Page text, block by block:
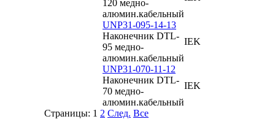
120 медно-
алюмин.кабельный
UNP31-095-14-13
Наконечник DTL-
95 медно-
алюмин.кабельный
IEK
UNP31-070-11-12
Наконечник DTL-
70 медно-
алюмин.кабельный
IEK
Страницы: 1 2 След. Все